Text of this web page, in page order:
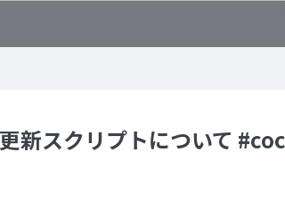
新スクリプトについて